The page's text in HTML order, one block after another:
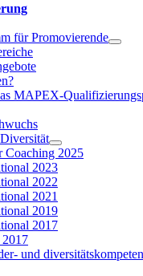
für Promovierende
MAPEX-
Coaching 2025
2023
2022
2021
2019
2017
2017
und